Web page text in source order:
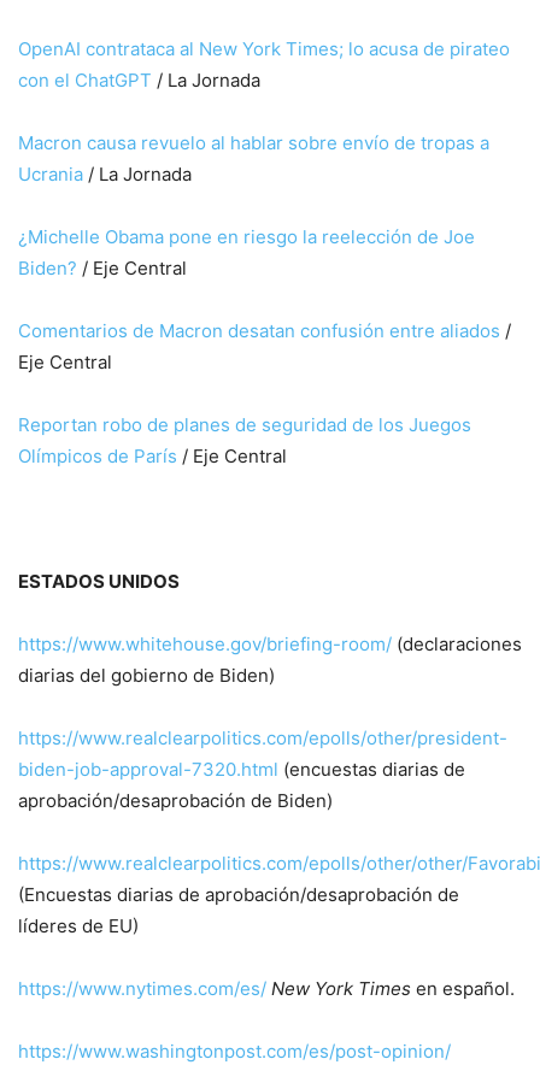
OpenAI contrataca al New York Times; lo acusa de pirateo
con el ChatGPT / La Jornada
Macron causa revuelo al hablar sobre envío de tropas a
Ucrania / La Jornada
¿Michelle Obama pone en riesgo la reelección de Joe
Biden? / Eje Central
Comentarios de Macron desatan confusión entre aliados /
Eje Central
Reportan robo de planes de seguridad de los Juegos
Olímpicos de París / Eje Central
ESTADOS UNIDOS
https://www.whitehouse.gov/briefing-room/ (declaraciones
diarias del gobierno de Biden)
https://www.realclearpolitics.com/epolls/other/president-
biden-job-approval-7320.html (encuestas diarias de
aprobación/desaprobación de Biden)
https://www.realclearpolitics.com/epolls/other/other/
(Encuestas diarias de aprobación/desaprobación de
líderes de EU)
https://www.nytimes.com/es/ New York Times en español.
https://www.washingtonpost.com/es/post-opinion/